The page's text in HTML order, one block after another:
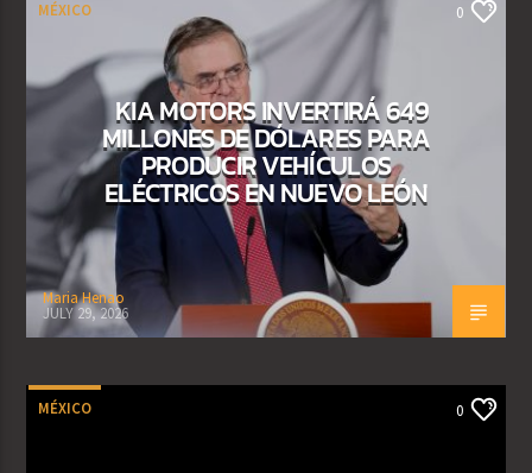
MÉXICO 0
KIA MOTORS INVERTIRÁ 649
MILLONES DE DÓLARES PARA
PRODUCIR VEHÍCULOS
ELÉCTRICOS EN NUEVO LEÓN
Maria Henao
JULY 29, 2026
MÉXICO 0